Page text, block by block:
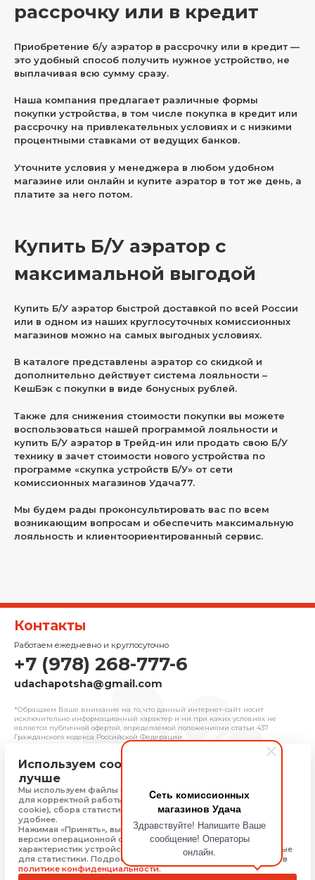
Cеть комиссионных
магазинов Удача
Здравствуйте! Напишите Ваше
сообщение! Операторы
онлайн.
рассрочку или в кредит
Приобретение б/у аэратор в рассрочку или в кредит —
это удобный способ получить нужное устройство, не
выплачивая всю сумму сразу.
Наша компания предлагает различные формы
покупки устройства, в том числе покупка в кредит или
рассрочку на привлекательных условиях и с низкими
процентными ставками от ведущих банков.
Уточните условия у менеджера в любом удобном
магазине или онлайн и купите аэратор в тот же день, а
платите за него потом.
Купить Б/У аэратор с
максимальной выгодой
Купить Б/У аэратор быстрой доставкой по всей России
или в одном из наших круглосуточных комиссионных
магазинов можно на самых выгодных условиях.
В каталоге представлены аэратор со скидкой и
дополнительно действует система лояльности –
КешБэк с покупки в виде бонусных рублей.
Также для снижения стоимости покупки вы можете
воспользоваться нашей программой лояльности и
купить Б/У аэратор в Трейд-ин или продать свою Б/У
технику в зачет стоимости нового устройства по
программе «скупка устройств Б/У» от сети
комиссионных магазинов Удача77.
Мы будем рады проконсультировать вас по всем
возникающим вопросам и обеспечить максимальную
лояльность и клиентоориентированный сервис.
Контакты
Работаем ежедневно и круглосуточно
+7 (978) 268-777-6
udachapotsha@gmail.com
*Обращаем Ваше внимание на то, что данный интернет-сайт носит
исключительно информационный характер и ни при каких условиях не
является публичной офертой, определяемой положениями cтатьи 437
Гражданского кодекса Российской Федерации.
© 2025 «Удача» | Франчайзинговая сеть
Политика конфиденциальности
Присоединяйтесь
Скачать приложение
Используем cookie, чтобы сайт работал
лучше
Мы используем файлы cookie, Яндекс Метрику и 1С-Битрикс
для корректной работы сайта (технически необходимые
cookie), сбора статистики, чтобы сайт работал быстрее и
удобнее.
Нажимая «Принять», вы соглашаетесь на обработку: типа,
версии операционной системы и браузера, технических
характеристик устройства, технические данные, необходимые
для статистики. Подробную информацию Вы можете найти в
политике конфиденциальности.